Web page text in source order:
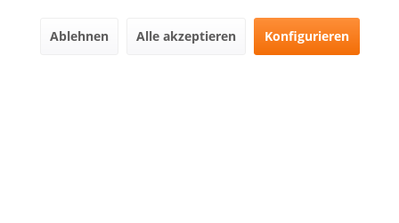
Ablehnen Alle akzeptieren Konfigurieren